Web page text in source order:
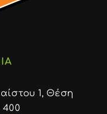
1, Θέση
400